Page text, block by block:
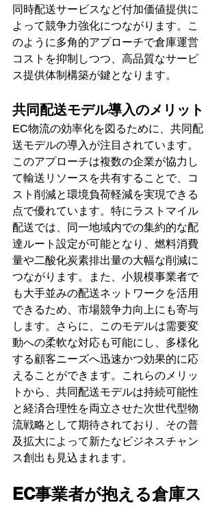
同時配送サービスなど付加価値提供に
よって競争力強化につながります。こ
のように多角的アプローチで倉庫運営
コストを抑制しつつ、高品質なサービ
ス提供体制構築が鍵となります。
共同配送モデル導入のメリット
EC物流の効率化を図るために、共同配
送モデルの導入が注目されています。
このアプローチは複数の企業が協力し
て輸送リソースを共有することで、コ
スト削減と環境負荷軽減を実現できる
点で優れています。特にラストマイル
配送では、同一地域内での集約的な配
達ルート設定が可能となり、燃料消費
量や二酸化炭素排出量の大幅な削減に
つながります。また、小規模事業者で
も大手並みの配送ネットワークを活用
できるため、市場競争力向上にも寄与
します。さらに、このモデルは需要変
動への柔軟な対応も可能にし、多様化
する顧客ニーズへ迅速かつ効果的に応
えることができます。これらのメリッ
トから、共同配送モデルは持続可能性
と経済合理性を両立させた次世代型物
流戦略として期待されており、その普
及拡大によって新たなビジネスチャン
ス創出も見込まれます。
EC事業者が抱える倉庫ス